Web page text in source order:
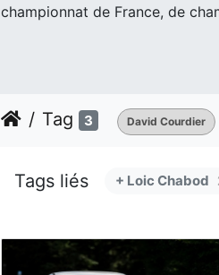
championnat de France, de
Tag 3 David Courdier
Tags liés + Loic Chabod